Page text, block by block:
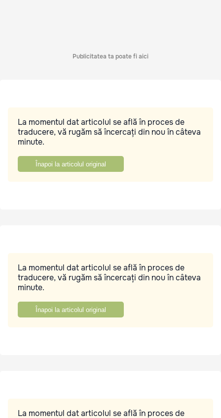
Publicitatea ta poate fi aici
La momentul dat articolul se află în proces de
traducere, vă rugăm să încercați din nou în câteva
minute.
Înapoi la articolul original
La momentul dat articolul se află în proces de
traducere, vă rugăm să încercați din nou în câteva
minute.
Înapoi la articolul original
La momentul dat articolul se află în proces de